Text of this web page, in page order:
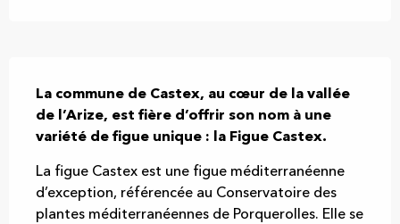
La commune de Castex, au cœur de la vallée
de l’Arize, est fière d’offrir son nom à une
variété de figue unique : la Figue Castex.
La figue Castex est une figue méditerranéenne
d’exception, référencée au Conservatoire des
plantes méditerranéennes de Porquerolles. Elle se